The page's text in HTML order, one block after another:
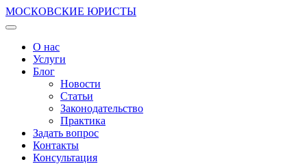
МОСКОВСКИЕ ЮРИСТЫ
О нас
Услуги
Блог
Новости
Статьи
Законодательство
Практика
Задать вопрос
Контакты
Консультация